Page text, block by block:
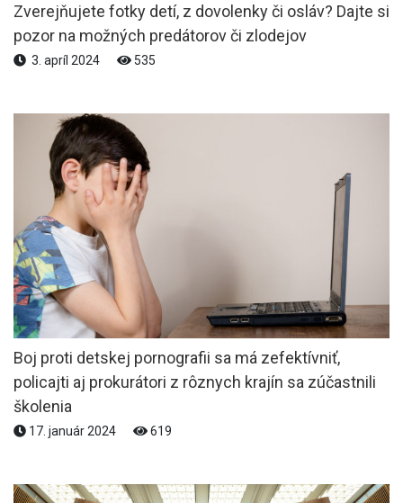
Zverejňujete fotky detí, z dovolenky či osláv? Dajte si
pozor na možných predátorov či zlodejov
3. apríl 2024 535
Boj proti detskej pornografii sa má zefektívniť,
policajti aj prokurátori z rôznych krajín sa zúčastnili
školenia
17. január 2024 619